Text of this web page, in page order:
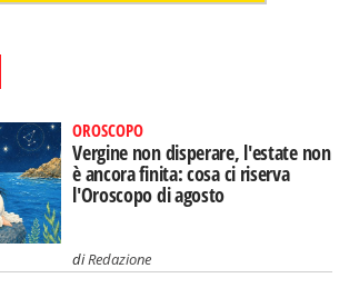
OROSCOPO
Vergine non disperare, l'estate non
è ancora finita: cosa ci riserva
l'Oroscopo di agosto
diRedazione